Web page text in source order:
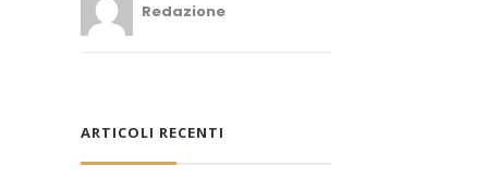
Redazione
ARTICOLI RECENTI